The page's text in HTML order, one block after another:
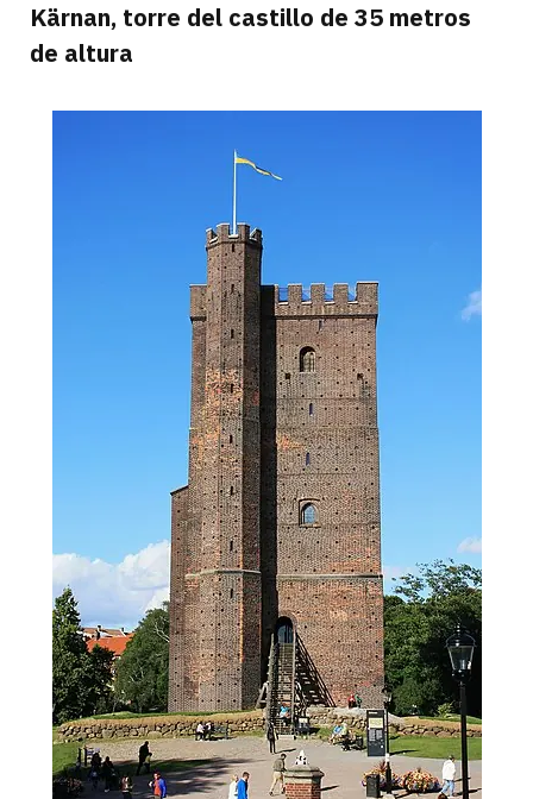
Kärnan, torre del castillo de 35 metros
de altura